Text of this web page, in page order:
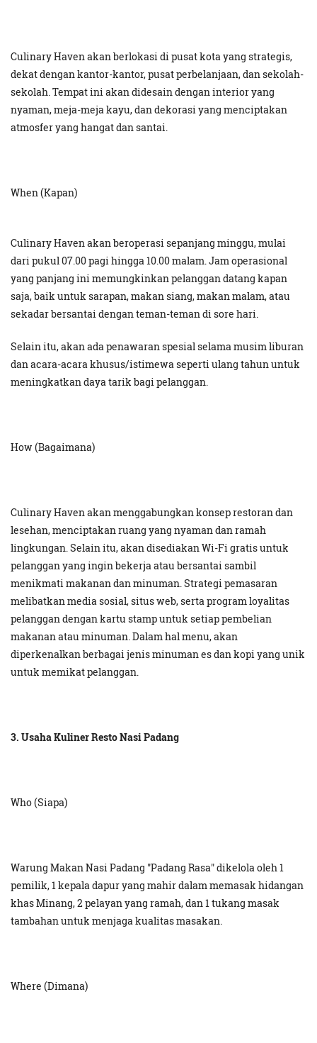
Culinary Haven akan berlokasi di pusat kota yang strategis,
dekat dengan kantor-kantor, pusat perbelanjaan, dan sekolah-
sekolah. Tempat ini akan didesain dengan interior yang
nyaman, meja-meja kayu, dan dekorasi yang menciptakan
atmosfer yang hangat dan santai.
When (Kapan)
Culinary Haven akan beroperasi sepanjang minggu, mulai
dari pukul 07.00 pagi hingga 10.00 malam. Jam operasional
yang panjang ini memungkinkan pelanggan datang kapan
saja, baik untuk sarapan, makan siang, makan malam, atau
sekadar bersantai dengan teman-teman di sore hari.
Selain itu, akan ada penawaran spesial selama musim liburan
dan acara-acara khusus/istimewa seperti ulang tahun untuk
meningkatkan daya tarik bagi pelanggan.
How (Bagaimana)
Culinary Haven akan menggabungkan konsep restoran dan
lesehan, menciptakan ruang yang nyaman dan ramah
lingkungan. Selain itu, akan disediakan Wi-Fi gratis untuk
pelanggan yang ingin bekerja atau bersantai sambil
menikmati makanan dan minuman. Strategi pemasaran
melibatkan media sosial, situs web, serta program loyalitas
pelanggan dengan kartu stamp untuk setiap pembelian
makanan atau minuman. Dalam hal menu, akan
diperkenalkan berbagai jenis minuman es dan kopi yang unik
untuk memikat pelanggan.
3. Usaha Kuliner Resto Nasi Padang
Who (Siapa)
Warung Makan Nasi Padang "Padang Rasa" dikelola oleh 1
pemilik, 1 kepala dapur yang mahir dalam memasak hidangan
khas Minang, 2 pelayan yang ramah, dan 1 tukang masak
tambahan untuk menjaga kualitas masakan.
Where (Dimana)